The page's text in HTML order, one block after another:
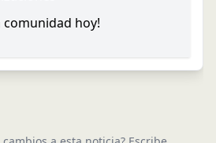
comunidad hoy!